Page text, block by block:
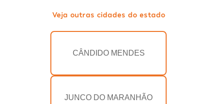
Veja outras cidades do estado
CÂNDIDO MENDES
JUNCO DO MARANHÃO